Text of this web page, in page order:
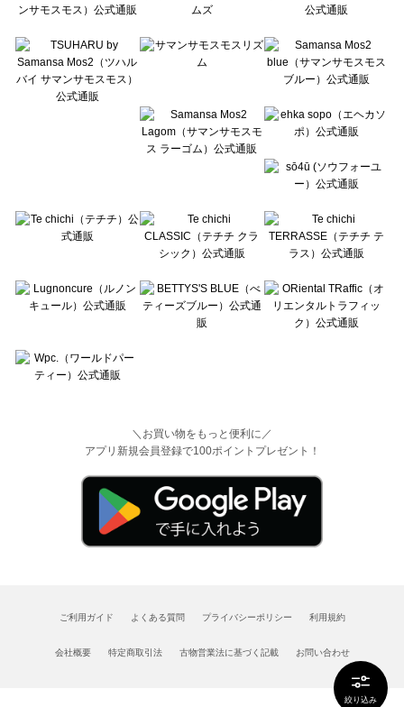
絞り込み
Te chichi CLASSIC（テチチ クラシック）の一覧
Lugnoncure（ルノンキュール）の一覧
BETTY'S BLUE（べティーズブルー）の一覧
Wpc.（ワールドパーティー）の一覧
＼お買い物をもっと便利に／
アプリ新規会員登録で100ポイントプレゼント！
ご利用ガイド よくある質問 プライバシーポリシー 利用規約
会社概要 特定商取引法 古物営業法に基づく記載 お問い合わせ